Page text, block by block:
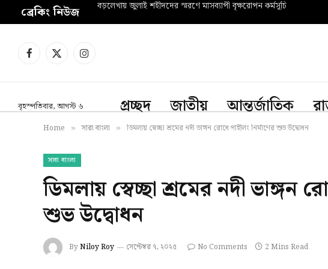
ব্রেকিং নিউজ বড়লেখায় জুলাই শহীদদের স্মরণে মাসব্যাপী বৃক্ষরোপন কর্মসূচি
Facebook
X
Instagram
বৃহস্পতিবার, আগস্ট ৬ প্রচ্ছদ জাতীয় আন্তর্জাতিক
Home » সারা বাংলা » ডিমলায় স্বেচ্ছা শ্রমের নদী ভাঙ্গন রোধে পাইলিং নির্মাণের শুভ উদ্বোধন
সারা বাংলা
ডিমলায় স্বেচ্ছা শ্রমের নদী ভাঙ্গন
শুভ উদ্বোধন
ByNiloy Roy সেপ্টেম্বর ৭, ২০২৫ No Comments 2 Mins Read